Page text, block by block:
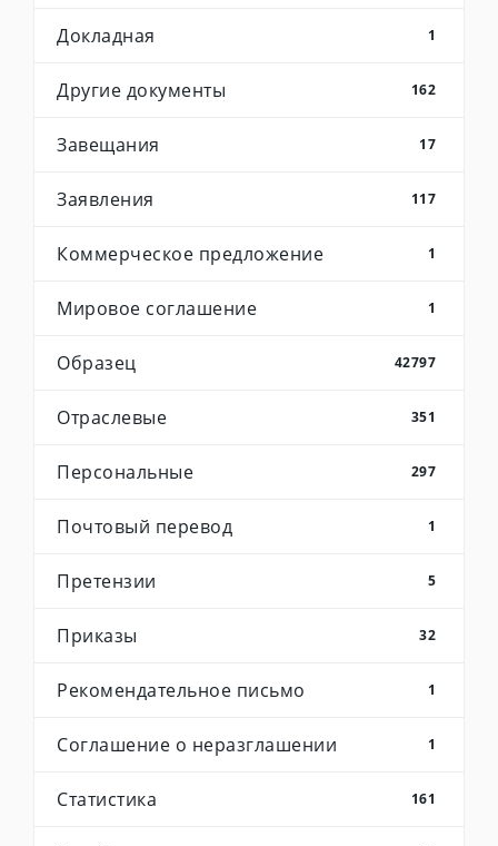
Докладная 1
Другие документы 162
Завещания 17
Заявления 117
Коммерческое предложение 1
Мировое соглашение 1
Образец 42797
Отраслевые 351
Персональные 297
Почтовый перевод 1
Претензии 5
Приказы 32
Рекомендательное письмо 1
Соглашение о неразглашении 1
Статистика 161